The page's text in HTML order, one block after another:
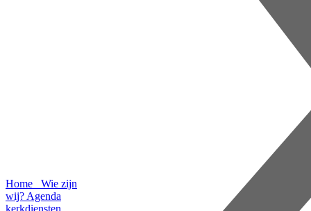
Home
Wie zijn
wij? Agenda
kerkdiensten